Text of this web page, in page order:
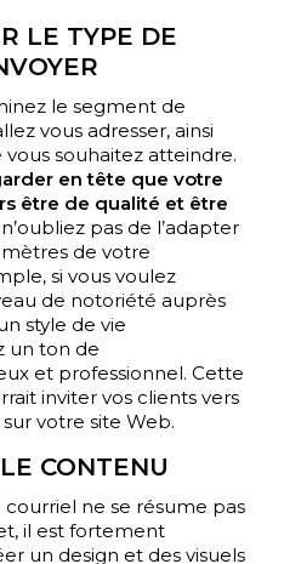
LE TYPE DE
le segment de
vous adresser, ainsi
souhaitez atteindre.
en tête que votre
être de qualité et être
pas de l’adapter
de votre
si vous voulez
de notoriété auprès
style de vie
un ton de
et professionnel. Cette
inviter vos clients vers
votre site Web.
CONTENU
ne se résume pas
il est fortement
un design et des visuels